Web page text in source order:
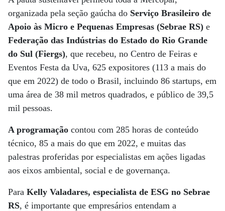
organizada pela seção gaúcha do Serviço Brasileiro de
Apoio às Micro e Pequenas Empresas (Sebrae RS) e
Federação das Indústrias do Estado do Rio Grande
do Sul (Fiergs), que recebeu, no Centro de Feiras e
Eventos Festa da Uva, 625 expositores (113 a mais do
que em 2022) de todo o Brasil, incluindo 86 startups, em
uma área de 38 mil metros quadrados, e público de 39,5
mil pessoas.
A programação contou com 285 horas de conteúdo
técnico, 85 a mais do que em 2022, e muitas das
palestras proferidas por especialistas em ações ligadas
aos eixos ambiental, social e de governança.
Para Kelly Valadares, especialista de ESG no Sebrae
RS, é importante que empresários entendam a